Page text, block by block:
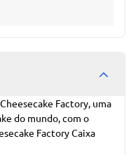
Factory, uma
do mundo, com o
Factory Caixa